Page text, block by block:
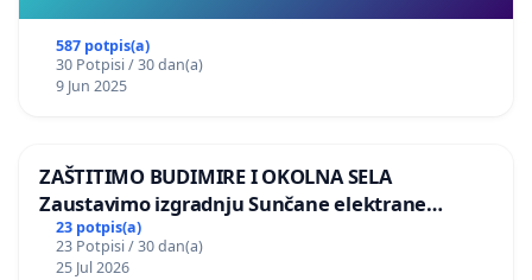
587 potpis(a)
30 Potpisi / 30 dan(a)
9 Jun 2025
ZAŠTITIMO BUDIMIRE I OKOLNA SELA
Zaustavimo izgradnju Sunčane elektrane
Vedrine na području Ugljana
23 potpis(a)
23 Potpisi / 30 dan(a)
25 Jul 2026